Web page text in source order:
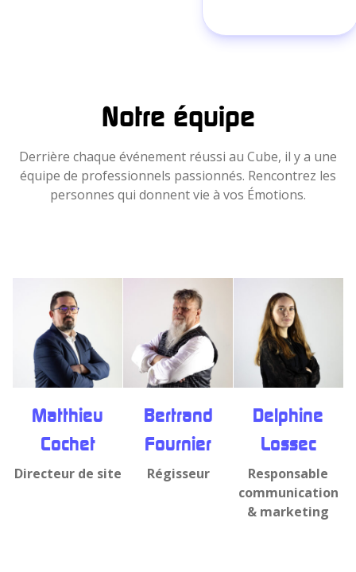
Notre équipe
Derrière chaque événement réussi au Cube, il y a une
équipe de professionnels passionnés. Rencontrez les
personnes qui donnent vie à vos Émotions.
Matthieu
Cochet
Directeur de site
Bertrand
Fournier
Régisseur
Delphine
Lossec
Responsable
communication
& marketing